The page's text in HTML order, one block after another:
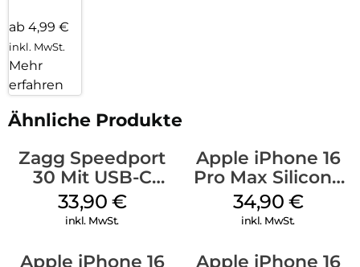
ab 4,99 €
inkl. MwSt.
Mehr
erfahren
Ähnliche Produkte
Zagg Speedport
30 Mit USB-C
Kabel Weiß
33,90 €
inkl. MwSt.
Apple iPhone 16
Pro Max Silicone
Case MagSafe
Denim
34,90 €
inkl. MwSt.
Apple iPhone 16
Apple iPhone 16